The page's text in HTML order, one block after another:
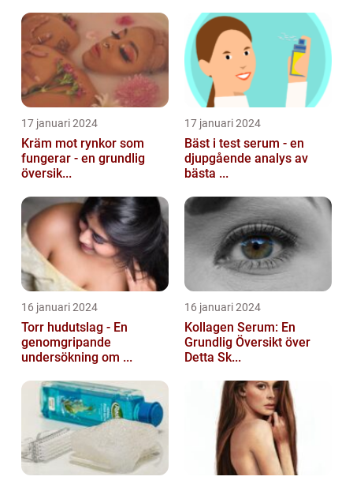
17 januari 2024
Kräm mot rynkor som
fungerar - en grundlig
översik...
17 januari 2024
Bäst i test serum - en
djupgående analys av
bästa ...
16 januari 2024
Torr hudutslag - En
genomgripande
undersökning om ...
16 januari 2024
Kollagen Serum: En
Grundlig Översikt över
Detta Sk...